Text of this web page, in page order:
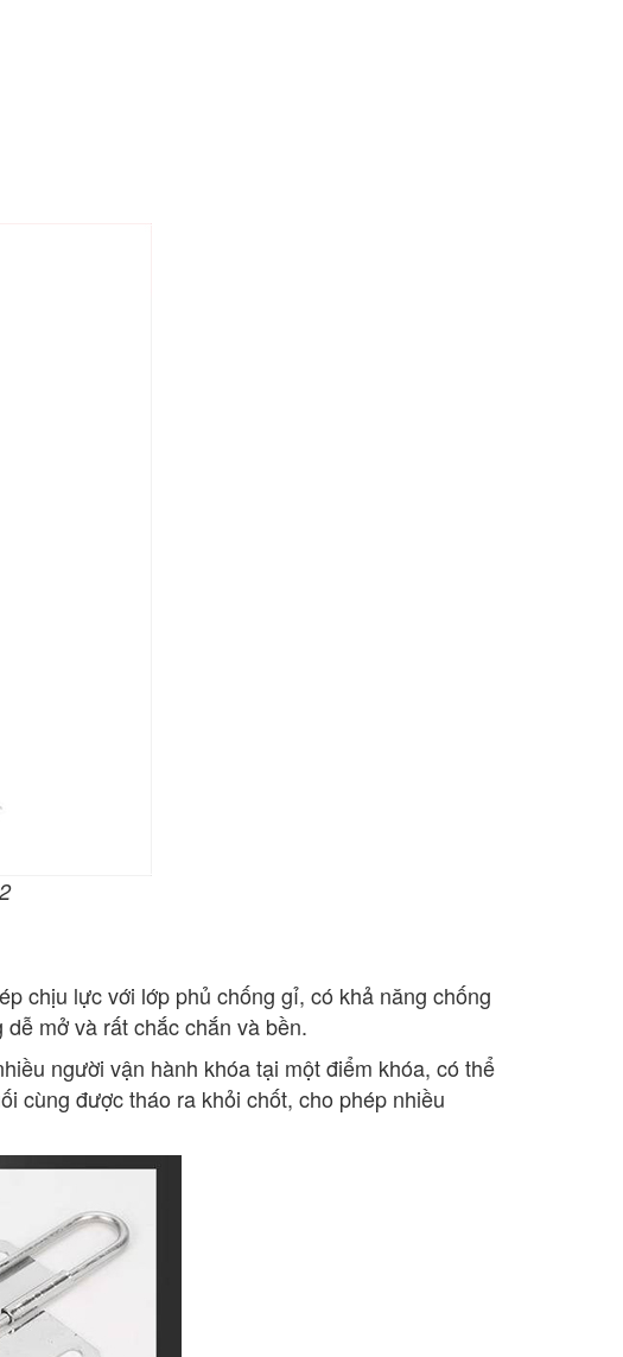
chịu lực với lớp phủ chống gỉ, có khả năng chống
mở và rất chắc chắn và bền.
người vận hành khóa tại một điểm khóa, có thể
cùng được tháo ra khỏi chốt, cho phép nhiều